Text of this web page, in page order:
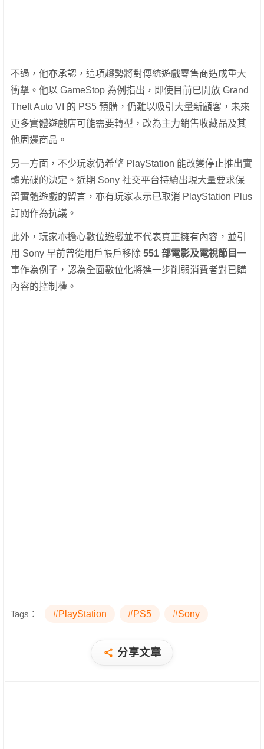
不過，他亦承認，這項趨勢將對傳統遊戲零售商造成重大
衝擊。他以 GameStop 為例指出，即使目前已開放 Grand
Theft Auto VI 的 PS5 預購，仍難以吸引大量新顧客，未來
更多實體遊戲店可能需要轉型，改為主力銷售收藏品及其
他周邊商品。
另一方面，不少玩家仍希望 PlayStation 能改變停止推出實
體光碟的決定。近期 Sony 社交平台持續出現大量要求保
留實體遊戲的留言，亦有玩家表示已取消 PlayStation Plus
訂閱作為抗議。
此外，玩家亦擔心數位遊戲並不代表真正擁有內容，並引
用 Sony 早前曾從用戶帳戶移除 551 部電影及電視節目一
事作為例子，認為全面數位化將進一步削弱消費者對已購
內容的控制權。
Tags： #PlayStation #PS5 #Sony
分享文章